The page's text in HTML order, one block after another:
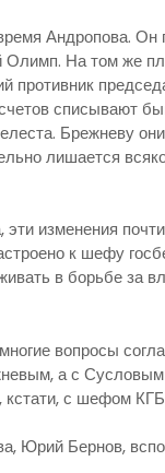
Андропова. Он
Олимп. На том же
противник
списывают
Брежневу
лишается
изменения
к шефу
в борьбе за
вопросы
а с
кстати, с шефом
Юрий Бернов,